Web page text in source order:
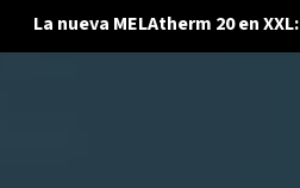
La nueva MELAtherm 20 en XXL: